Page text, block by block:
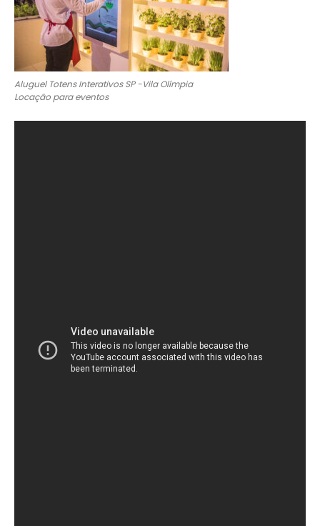
Aluguel Totens Interativos SP -Vila Olímpia
Locação para eventos